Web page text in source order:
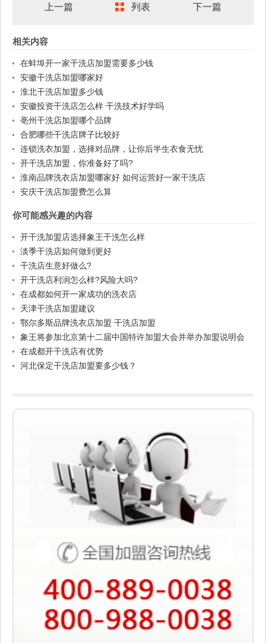
上一篇 列表 下一篇
相关内容
在蚌埠开一家干洗店加盟需要多少钱
安徽干洗店加盟哪家好
淮北干洗店加盟多少钱
安徽投资干洗店怎么样 干洗技术好学吗
亳州干洗店加盟哪个品牌
合肥哪些干洗店牌子比较好
连锁洗衣加盟，选择对品牌，让你后半生衣食无忧
开干洗店加盟，你准备好了吗?
淮南品牌洗衣店加盟哪家好 如何运营好一家干洗店
安庆干洗店加盟费怎么算
你可能感兴趣的内容
开干洗加盟店选择象王干洗怎么样
淡季干洗店如何做到更好
干洗店生意好做么?
开干洗店利润怎么样?风险大吗?
在成都如何开一家成功的洗衣店
天津干洗店加盟建议
鄂尔多斯品牌洗衣店加盟 干洗店加盟
象王将参加北京第十二届中国特许加盟大会并举办加盟说明会
在成都开干洗店有优势
河北保定干洗店加盟要多少钱？